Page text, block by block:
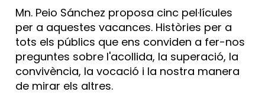
Mn. Peio Sánchez proposa cinc pel·lícules
per a aquestes vacances. Històries per a
tots els públics que ens conviden a fer-nos
preguntes sobre l'acollida, la superació, la
convivència, la vocació i la nostra manera
de mirar els altres.